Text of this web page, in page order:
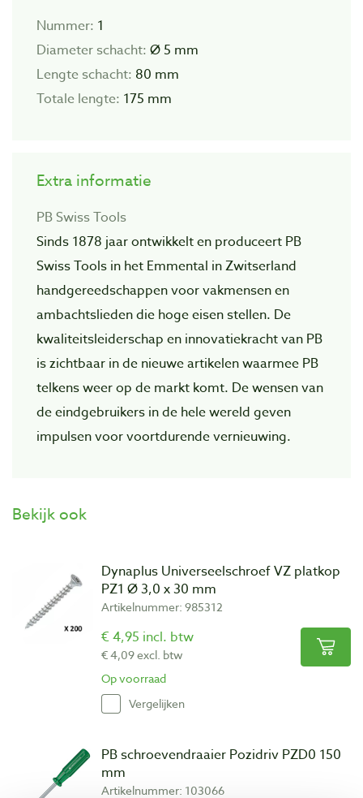
Nummer: 1
Diameter schacht: Ø 5 mm
Lengte schacht: 80 mm
Totale lengte: 175 mm
Extra informatie
PB Swiss Tools
Sinds 1878 jaar ontwikkelt en produceert PB
Swiss Tools in het Emmental in Zwitserland
handgereedschappen voor vakmensen en
ambachtslieden die hoge eisen stellen. De
kwaliteitsleiderschap en innovatiekracht van PB
is zichtbaar in de nieuwe artikelen waarmee PB
telkens weer op de markt komt. De wensen van
de eindgebruikers in de hele wereld geven
impulsen voor voortdurende vernieuwing.
Bekijk ook
Dynaplus Universeelschroef VZ platkop
PZ1 Ø 3,0 x 30 mm
Artikelnummer: 985312
€ 4,95 incl. btw
€ 4,09 excl. btw
Op voorraad
Vergelijken
PB schroevendraaier Pozidriv PZD0 150
mm
Artikelnummer: 103066